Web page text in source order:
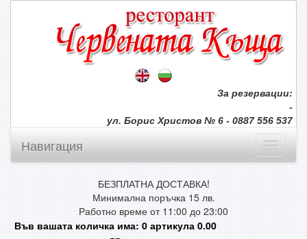
За резервации:
-
ул. Борис Христов № 6 - 0887 556 537
Навигация
БЕЗПЛАТНА ДОСТАВКА!
Минимална поръчка 15 лв.
Работно време от 11:00 до 23:00
Във вашата количка има:0артикула0.00